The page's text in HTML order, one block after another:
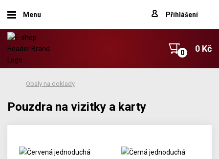
Menu Přihlášení
0 Kč
Obaly na doklady
Pouzdra na vizitky a karty